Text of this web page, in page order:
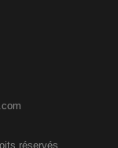
réservés